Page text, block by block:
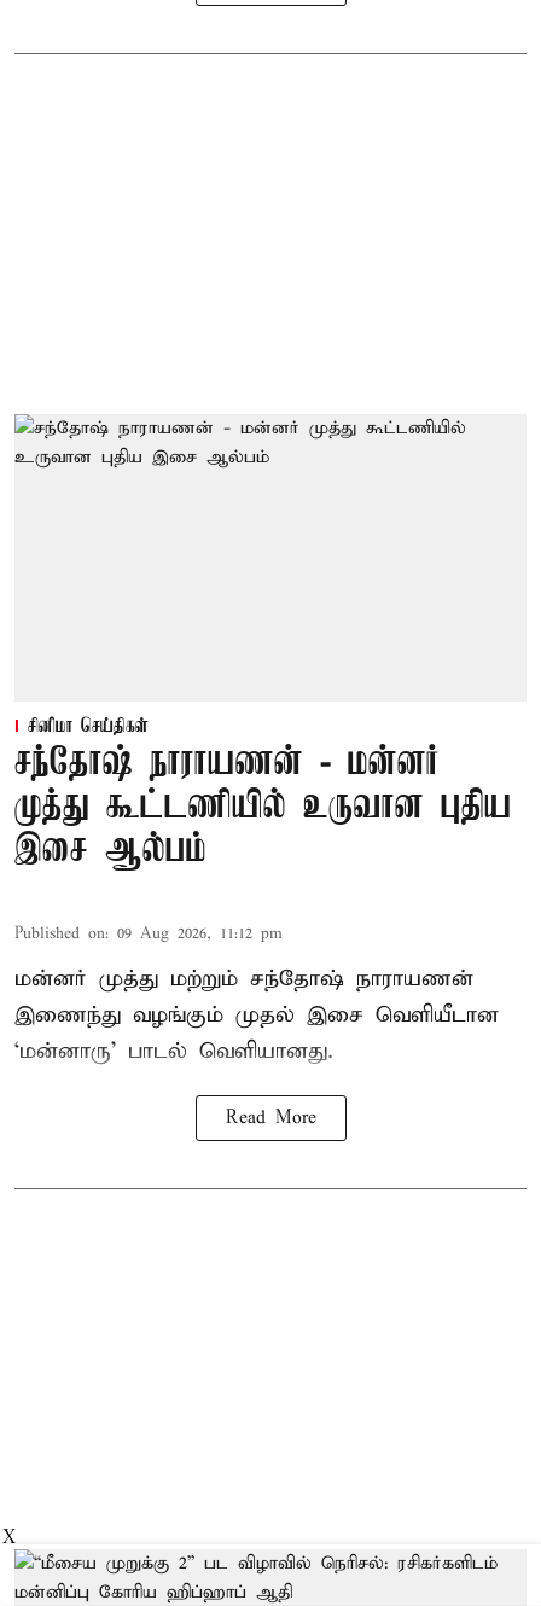
சினிமா செய்திகள்
சந்தோஷ் நாராயணன் - மன்னர்
முத்து கூட்டணியில் உருவான புதிய
இசை ஆல்பம்
Published on: 09 Aug 2026, 11:12 pm
மன்னர் முத்து மற்றும் சந்தோஷ் நாராயணன்
இணைந்து வழங்கும் முதல் இசை வெளியீடான
‘மன்னாரு’ பாடல் வெளியானது.
Read More
X